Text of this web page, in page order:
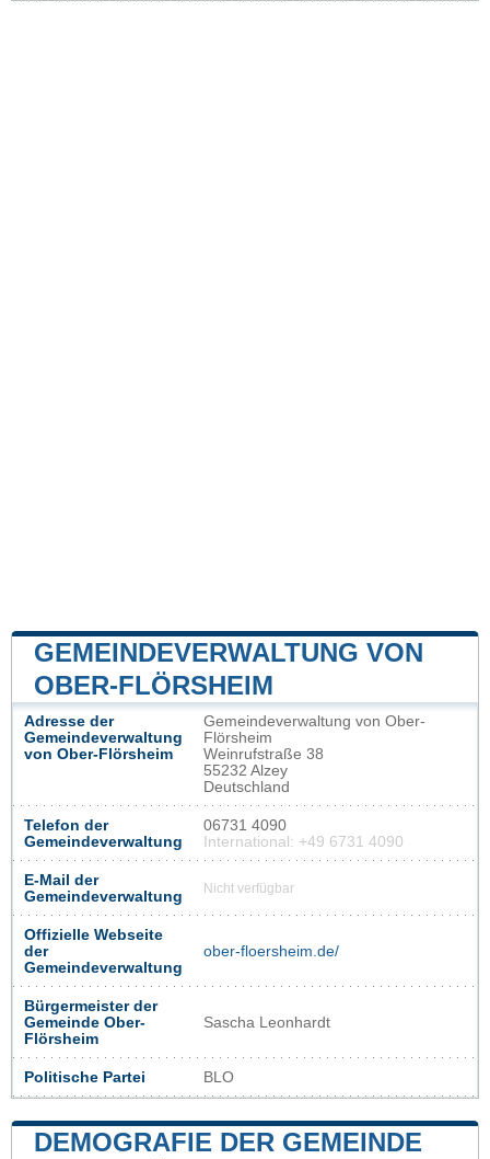
GEMEINDEVERWALTUNG VON
OBER-FLÖRSHEIM
Adresse der
Gemeindeverwaltung
von Ober-Flörsheim
Gemeindeverwaltung von Ober-
Flörsheim
Weinrufstraße 38
55232 Alzey
Deutschland
Telefon der
Gemeindeverwaltung
06731 4090
International: +49 6731 4090
E-Mail der
Gemeindeverwaltung
Nicht verfügbar
Offizielle Webseite
der
Gemeindeverwaltung
ober-floersheim.de/
Bürgermeister der
Gemeinde Ober-
Flörsheim
Sascha Leonhardt
Politische Partei BLO
DEMOGRAFIE DER GEMEINDE